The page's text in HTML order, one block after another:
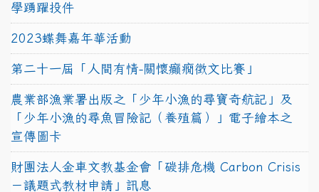
學踴躍投件
2023蝶舞嘉年華活動
第二十一屆「人間有情-關懷癲癇徵文比賽」
農業部漁業署出版之「少年小漁的尋寶奇航記」及
「少年小漁的尋魚冒險記（養殖篇）」電子繪本之
宣傳圖卡
財團法人金車文教基金會「碳排危機 Carbon Crisis
－議題式教材申請」訊息